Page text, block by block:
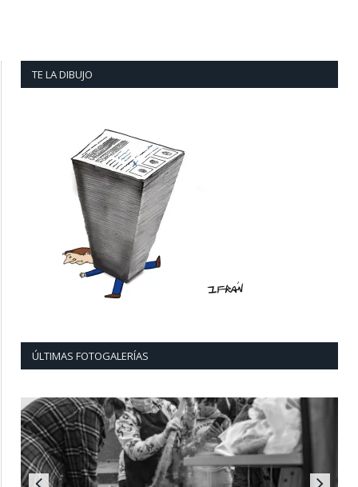
TE LA DIBUJO
ÚLTIMAS FOTOGALERÍAS